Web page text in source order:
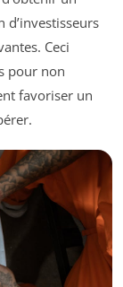
d’investisseurs
Ceci
pour non
favoriser un